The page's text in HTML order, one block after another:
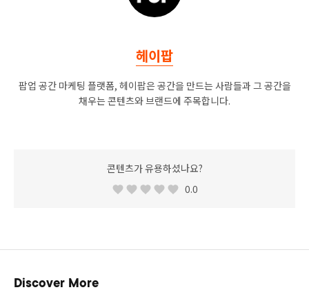
헤이팝
팝업 공간 마케팅 플랫폼, 헤이팝은 공간을 만드는 사람들과 그 공간을
채우는 콘텐츠와 브랜드에 주목합니다.
콘텐츠가 유용하셨나요?
0.0
Discover More